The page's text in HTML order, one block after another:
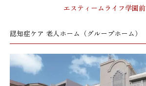
エスティームライフ学園前
認知症ケア 老人ホーム（グループホーム）